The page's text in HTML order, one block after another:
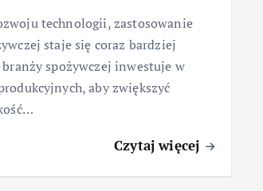
technologii, zastosowanie
staje się coraz bardziej
spożywczej inwestuje w
aby zwiększyć
Czytaj więcej